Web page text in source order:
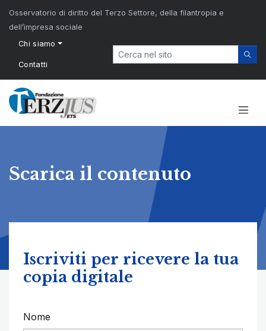
Osservatorio di diritto del Terzo Settore, della filantropia e
dell’impresa sociale
Chi siamo
Contatti
Scarica il contenuto
Iscriviti per ricevere la tua
copia digitale
Nome